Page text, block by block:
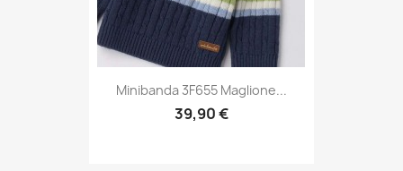
Minibanda 3F655 Maglione...
39,90 €